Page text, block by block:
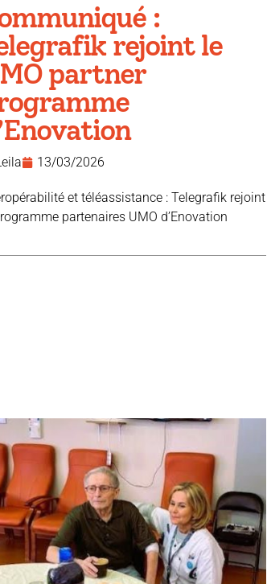
:
rejoint le
partner
13/03/2026
et téléassistance : Telegrafik rejoint
partenaires UMO d’Enovation